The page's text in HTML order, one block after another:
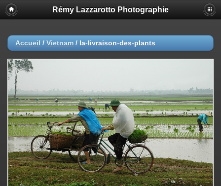
Rémy Lazzarotto Photographie
Accueil / Vietnam / la-livraison-des-plants